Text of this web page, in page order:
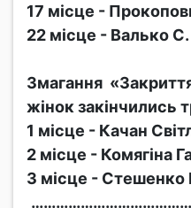
17 місце -
22 місце - Валько
Змагання
жінок закінчились
1 місце - Качан
2 місце - Комягіна
3 місце - Стешенко